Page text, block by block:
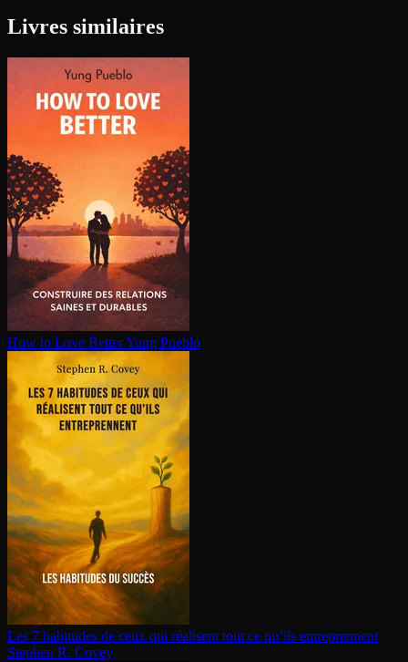
Livres similaires
How to Love BetterYung Pueblo
Les 7 habitudes de ceux qui réalisent tout ce qu’ils en­tre­prennent
Stephen R. Covey